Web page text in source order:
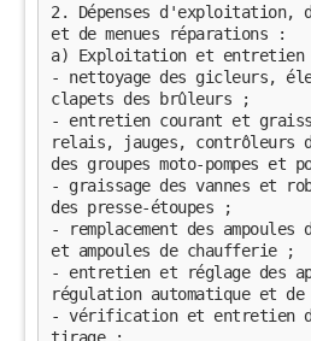
2. Dépenses d'exploitation,
et de menues réparations :
a) Exploitation et entretien
- nettoyage des gicleurs,
clapets des brûleurs ;
- entretien courant et
relais, jauges, contrôleurs
des groupes moto-pompes et
- graissage des vannes et
des presse-étoupes ;
- remplacement des ampoules
et ampoules de chaufferie ;
- entretien et réglage des
régulation automatique et
- vérification et entretien
tirage ;